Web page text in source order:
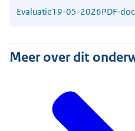
Evaluatie19-05-2026PDF-
Meer over dit